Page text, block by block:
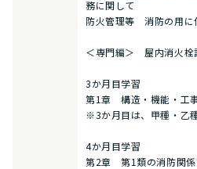
務に関して
防火管理等 消防の用に
＜専門編＞ 屋内消火栓
3か月目学習
第1章 構造・機能・工
※3か月目は、甲種・乙
4か月目学習
第2章 第1類の消防関係